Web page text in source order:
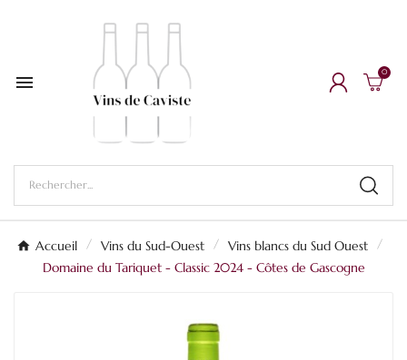
 0
Accueil Vins du Sud-Ouest
Vins blancs du Sud Ouest
Domaine du Tariquet - Classic 2024 - Côtes de Gascogne